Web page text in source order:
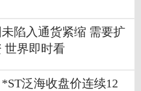
陷入通货紧缩 需要扩
世界即时看
泛海收盘价连续12